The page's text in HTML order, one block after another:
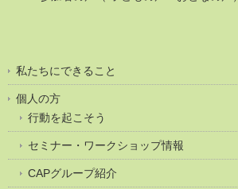
私たちにできること
個人の方
行動を起こそう
セミナー・ワークショップ情報
CAPグループ紹介